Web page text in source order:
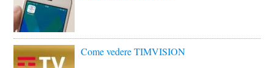
Come vedere TIMVISION